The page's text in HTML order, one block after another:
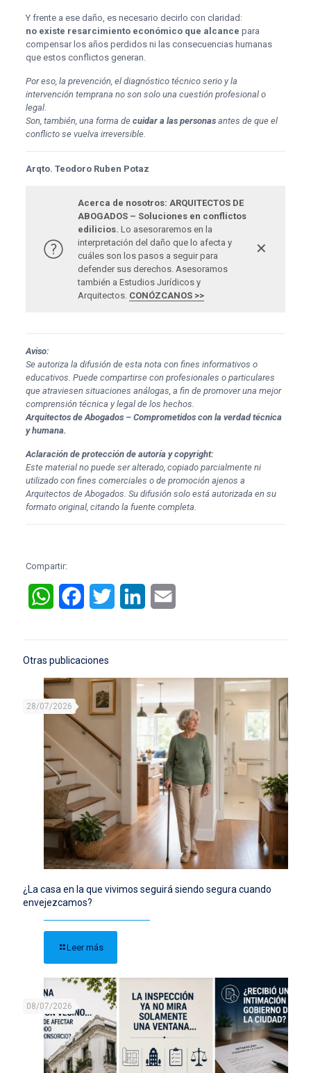
Y frente a ese daño, es necesario decirlo con claridad:
no existe resarcimiento económico que alcance para
compensar los años perdidos ni las consecuencias humanas
que estos conflictos generan.
Por eso, la prevención, el diagnóstico técnico serio y la
intervención temprana no son solo una cuestión profesional o
legal.
Son, también, una forma de cuidar a las personasantes de que el
conflicto se vuelva irreversible.
Arqto. Teodoro Ruben Potaz
Acerca de nosotros: ARQUITECTOS DE
ABOGADOS – Soluciones en conflictos
edilicios. Lo asesoraremos en la
interpretación del daño que lo afecta y
cuáles son los pasos a seguir para
defender sus derechos. Asesoramos
también a Estudios Jurídicos y
Arquitectos. CONÓZCANOS >>
✕
Aviso:
Se autoriza la difusión de esta nota con fines informativos o
educativos. Puede compartirse con profesionales o particulares
que atraviesen situaciones análogas, a fin de promover una mejor
comprensión técnica y legal de los hechos.
Arquitectos de Abogados – Comprometidos con la verdad técnica
y humana.
Aclaración de protección de autoría y copyright:
Este material no puede ser alterado, copiado parcialmente ni
utilizado con fines comerciales o de promoción ajenos a
Arquitectos de Abogados. Su difusión solo está autorizada en su
formato original, citando la fuente completa.
Compartir:
WhatsAppFacebookTwitter LinkedIn
Otras publicaciones
28/07/2026
¿La casa en la que vivimos seguirá siendo segura cuando
envejezcamos?
Leer más
08/07/2026